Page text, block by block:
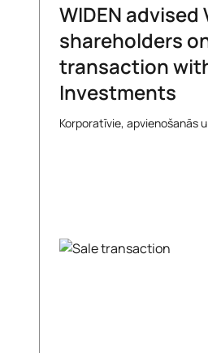
WIDEN advised
shareholders
transaction
Investments
Korporatīvie, apvienošanās